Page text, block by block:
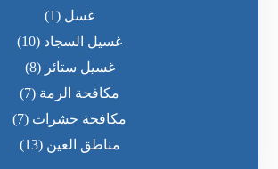
غسل (1)
غسيل السجاد (10)
غسيل ستائر (8)
مكافحة الرمة (7)
مكافحة حشرات (7)
مناطق العين (13)